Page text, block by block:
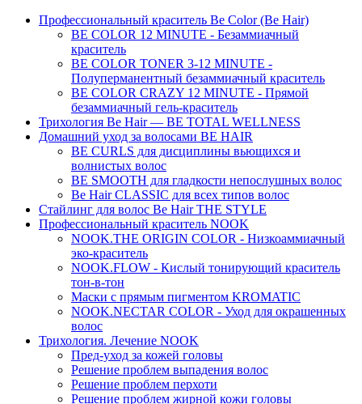
Профессиональный краситель Be Color (Be Hair)
BE COLOR 12 MINUTE - Безаммиачный
краситель
BE COLOR TONER 3-12 MINUTE -
Полуперманентный безаммиачный краситель
BE COLOR CRAZY 12 MINUTE - Прямой
безаммиачный гель-краситель
Трихология Be Hair — BE TOTAL WELLNESS
Домашний уход за волосами BE HAIR
BE CURLS для дисциплины вьющихся и
волнистых волос
BE SMOOTH для гладкости непослушных волос
Be Hair CLASSIC для всех типов волос
Стайлинг для волос Be Hair THE STYLE
Профессиональный краситель NOOK
NOOK.THE ORIGIN COLOR - Низкоаммиачный
эко-краситель
NOOK.FLOW - Кислый тонирующий краситель
тон-в-тон
Маски с прямым пигментом KROMATIC
NOOK.NECTAR COLOR - Уход для окрашенных
волос
Трихология. Лечение NOOK
Пред-уход за кожей головы
Решение проблем выпадения волос
Решение проблем перхоти
Решение проблем жирной кожи головы